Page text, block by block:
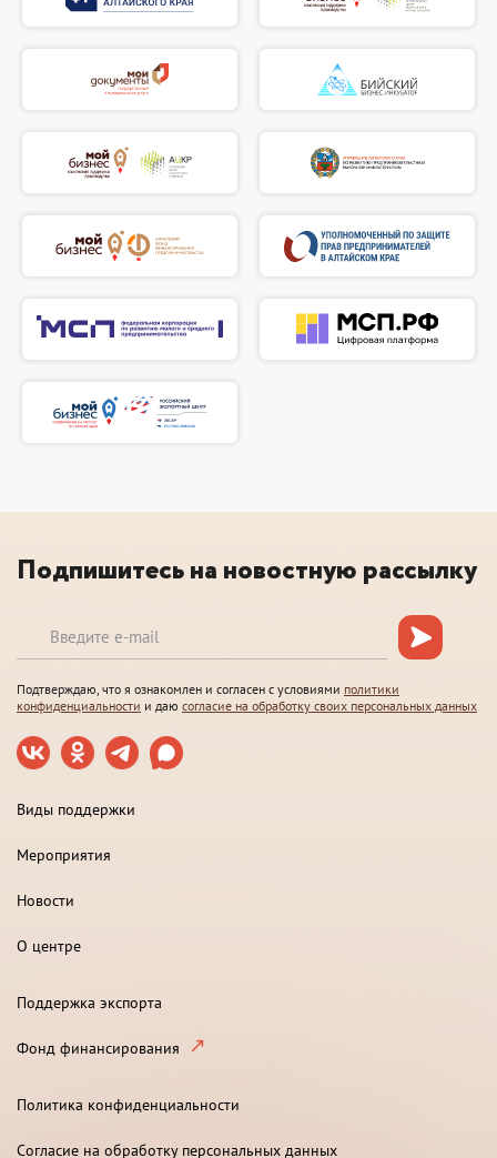
Подпишитесь на новостную рассылку
Подтверждаю, что я ознакомлен и согласен с условиями политики
конфиденциальности и даю согласие на обработку своих персональных данных
Виды поддержки
Мероприятия
Новости
О центре
Поддержка экспорта
Фонд финансирования
Политика конфиденциальности
Согласие на обработку персональных данных